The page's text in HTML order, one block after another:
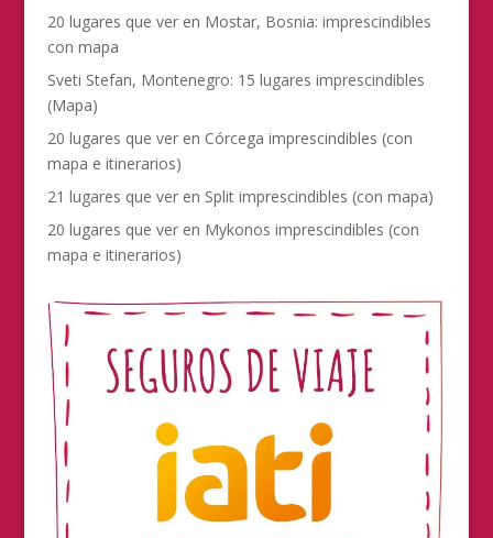
20 lugares que ver en Mostar, Bosnia: imprescindibles
con mapa
Sveti Stefan, Montenegro: 15 lugares imprescindibles
(Mapa)
20 lugares que ver en Córcega imprescindibles (con
mapa e itinerarios)
21 lugares que ver en Split imprescindibles (con mapa)
20 lugares que ver en Mykonos imprescindibles (con
mapa e itinerarios)